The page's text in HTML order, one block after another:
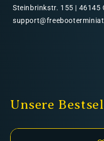
Steinbrinkstr. 155 | 46145
Unsere